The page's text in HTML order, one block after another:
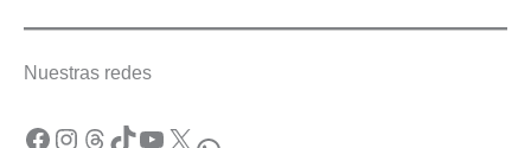
Nuestras redes
Facebook Instagram Threads TikTok YouTube X